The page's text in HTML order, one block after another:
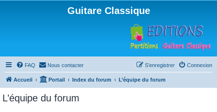
Guitare Classique
FAQ Nous contacter Connexion
S’enregistrer
Accueil Portail Index du forum L’équipe du forum
L’équipe du forum